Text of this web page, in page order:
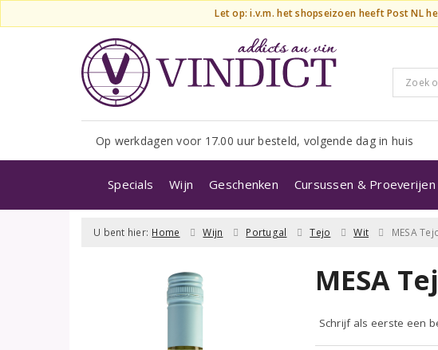
Let op: i.v.m. het shopseizoen heeft Post NL
Op werkdagen voor 17.00 uur besteld, volgende dag in huis
Specials Wijn Geschenken Cursussen & Proeverijen
U bent hier: Home Wijn Portugal Tejo Wit MESA
MESA
Schrijf als eerste een